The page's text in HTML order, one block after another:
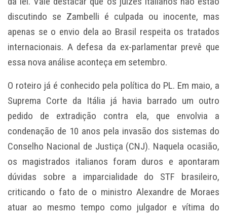
discutindo se Zambelli é culpada ou inocente, mas
apenas se o envio dela ao Brasil respeita os tratados
internacionais. A defesa da ex-parlamentar prevê que
essa nova análise aconteça em setembro.
O roteiro já é conhecido pela política do PL. Em maio, a
Suprema Corte da Itália já havia barrado um outro
pedido de extradição contra ela, que envolvia a
condenação de 10 anos pela invasão dos sistemas do
Conselho Nacional de Justiça (CNJ). Naquela ocasião,
os magistrados italianos foram duros e apontaram
dúvidas sobre a imparcialidade do STF brasileiro,
criticando o fato de o ministro Alexandre de Moraes
atuar ao mesmo tempo como julgador e vítima do